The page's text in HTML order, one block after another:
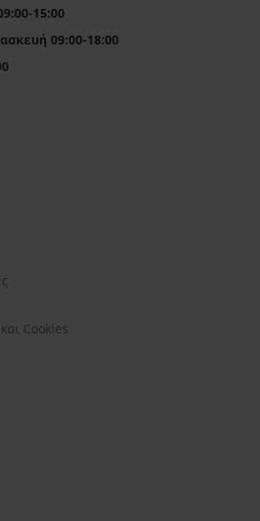
15:00
09:00-18:00
Cookies